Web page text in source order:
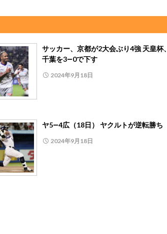
サッカー、京都が2大会ぶり4強 天皇杯、
千葉を3―0で下す
2024年9月18日
ヤ5―4広（18日） ヤクルトが逆転勝ち
2024年9月18日